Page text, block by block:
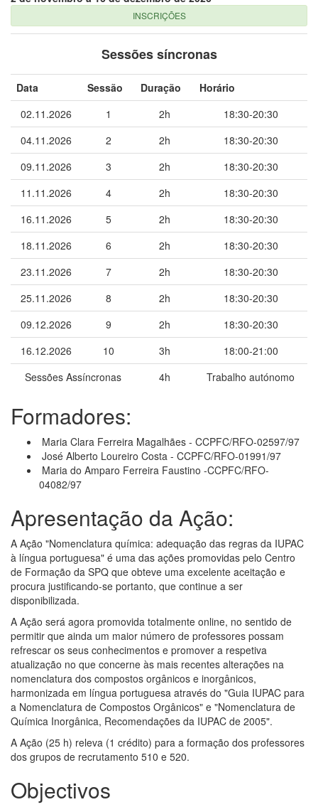
INSCRIÇÕES
Sessões síncronas
Data Sessão Duração
Horário
02.11.2026
1 2h
18:30-20:30
04.11.2026
2 2h
18:30-20:30
09.11.2026
3 2h
18:30-20:30
11.11.2026
4 2h
18:30-20:30
16.11.2026
5 2h
18:30-20:30
18.11.2026
6 2h
18:30-20:30
23.11.2026
7 2h
18:30-20:30
25.11.2026
8 2h
18:30-20:30
09.12.2026
9 2h
18:30-20:30
16.12.2026
10 3h
18:00-21:00
Sessões Assíncronas
4h Trabalho autónomo
Formadores:
Maria Clara Ferreira Magalhães - CCPFC/RFO-02597/97
José Alberto Loureiro Costa - CCPFC/RFO-01991/97
Maria do Amparo Ferreira Faustino -CCPFC/RFO-
04082/97
Apresentação da Ação:
A Ação "Nomenclatura química: adequação das regras da IUPAC
à língua portuguesa" é uma das ações promovidas pelo Centro
de Formação da SPQ que obteve uma excelente aceitação e
procura justificando-se portanto, que continue a ser
disponibilizada.
A Ação será agora promovida totalmente online, no sentido de
permitir que ainda um maior número de professores possam
refrescar os seus conhecimentos e promover a respetiva
atualização no que concerne às mais recentes alterações na
nomenclatura dos compostos orgânicos e inorgânicos,
harmonizada em língua portuguesa através do "Guia IUPAC para
a Nomenclatura de Compostos Orgânicos" e "Nomenclatura de
Química Inorgânica, Recomendações da IUPAC de 2005".
A Ação (25 h) releva (1 crédito) para a formação dos professores
dos grupos de recrutamento 510 e 520.
Objectivos